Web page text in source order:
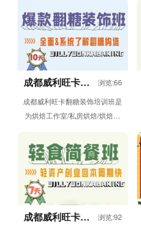
成都威利旺卡翻
浏览:66
成都威利旺卡翻糖装饰培训班是
为烘焙工作室/私房烘焙/烘焙相
糖花技巧/糖皮制/奢侈品真胚蛋
糕/...
成都威利旺卡轻
浏览:92